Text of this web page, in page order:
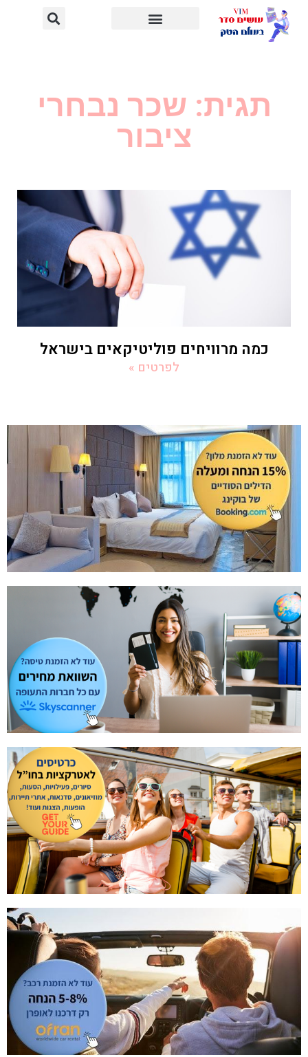
תגית: שכר נבחרי
ציבור
כמה מרוויחים פוליטיקאים בישראל
לפרטים »